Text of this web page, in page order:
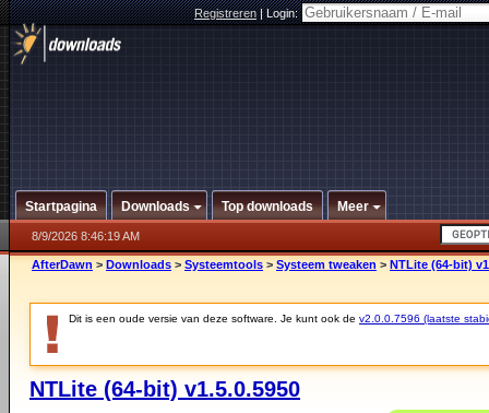
Registreren|Login:
Startpagina Downloads Top downloads Meer
8/9/2026 8:46:19 AM
AfterDawn > Downloads > Systeemtools > Systeem tweaken > NTLite (64-bit)
Dit is een oude versie van deze software. Je kunt ook de v2.0.0.7596 (laatste
NTLite (64-bit) v1.5.0.5950